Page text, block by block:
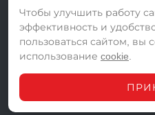
ВЕРСИЯ ДЛЯ ПЕЧАТИ
ПОЛЬЗОВАТЕЛЬСКОЕ
© 2026 Служба дезинфекции в
Чтобы улучшить работу
эффективность и
пользоваться сайтом, вы
использование cookie